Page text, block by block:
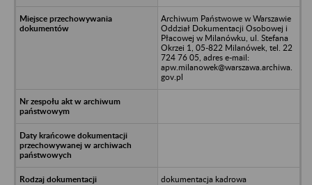
Archiwum Państwowe w Warszawie
Oddział Dokumentacji Osobowej i
Płacowej w Milanówku, ul. Stefana
Okrzei 1, 05-822 Milanówek, tel. 22
724 76 05, adres e-mail:
apw.milanowek@warszawa.archiwa.
gov.pl
dokumentacja kadrowa